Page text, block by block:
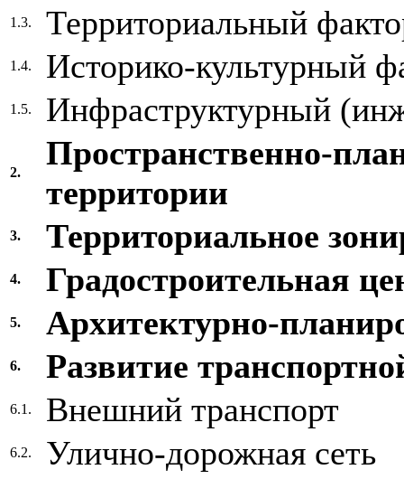
1.3. Территориальный
1.4. Историко-культурный
1.5. Инфраструктурный
2.
Пространственно-
территории
3. Территориальное
4. Градостроительная
5. Архитектурно-
6. Развитие
6.1. Внешний транспорт
6.2.
Улично-дорожная сеть